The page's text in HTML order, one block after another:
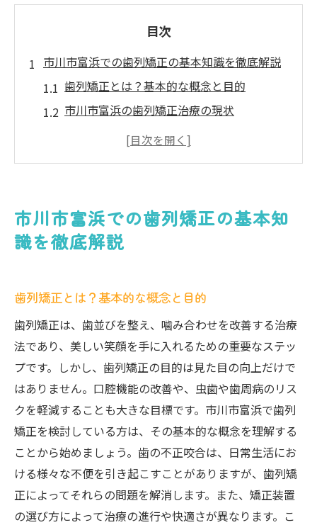
目次
市川市富浜での歯列矯正の基本知識を徹底解説
歯列矯正とは？基本的な概念と目的
市川市富浜の歯列矯正治療の現状
歯列矯正のプロセスと必要な期間
治療を始める前に知っておきたいポイント
あなたに最適な歯列矯正方法を見つけるための
ポイント
ライフスタイルに合わせた治療法の選択肢
歯列矯正にかかる費用と予算の考え方
専門家に相談する際の質問リスト
市川市富浜での歯列矯正治療の実例
矯正治療の成果を最大化するためのアドバ
イス
市川市富浜で最新の歯列矯正技術を体験しよう
最新技術がもたらす歯列矯正の進化
市川市富浜で導入されている新しい治療法
デジタル技術を活用した歯列矯正の事例
市川市富浜での歯列矯正の基本知
識を徹底解説
歯列矯正とは？基本的な概念と目的
歯列矯正は、歯並びを整え、噛み合わせを改善する治療
法であり、美しい笑顔を手に入れるための重要なステッ
プです。しかし、歯列矯正の目的は見た目の向上だけで
はありません。口腔機能の改善や、虫歯や歯周病のリス
クを軽減することも大きな目標です。市川市富浜で歯列
矯正を検討している方は、その基本的な概念を理解する
ことから始めましょう。歯の不正咬合は、日常生活にお
ける様々な不便を引き起こすことがありますが、歯列矯
正によってそれらの問題を解消します。また、矯正装置
の選び方によって治療の進行や快適さが異なります。こ